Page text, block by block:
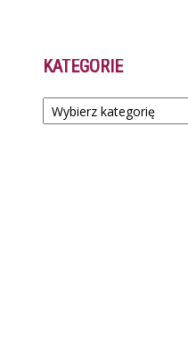
KATEGORIE
Kategorie